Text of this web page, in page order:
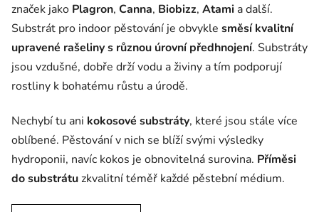
značek jako Plagron, Canna, Biobizz, Atami a další.
Substrát pro indoor pěstování je obvykle směsí kvalitní
upravené rašeliny s různou úrovní předhnojení. Substráty
jsou vzdušné, dobře drží vodu a živiny a tím podporují
rostliny k bohatému růstu a úrodě.
Nechybí tu ani kokosové substráty, které jsou stále více
oblíbené. Pěstování v nich se blíží svými výsledky
hydroponii, navíc kokos je obnovitelná surovina. Příměsi
do substrátuzkvalitní téměř každé pěstební médium.